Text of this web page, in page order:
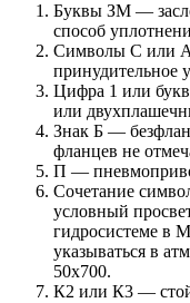
Буквы ЗМ —
способ
Символы С или
принудительное
Цифра 1 или
или
Знак Б —
фланцев не
П —
Сочетание
условный
гидросистеме в
указываться в
50х700.
К2 или К3 —